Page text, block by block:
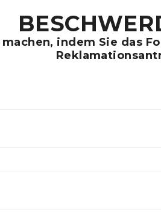
indem Sie das